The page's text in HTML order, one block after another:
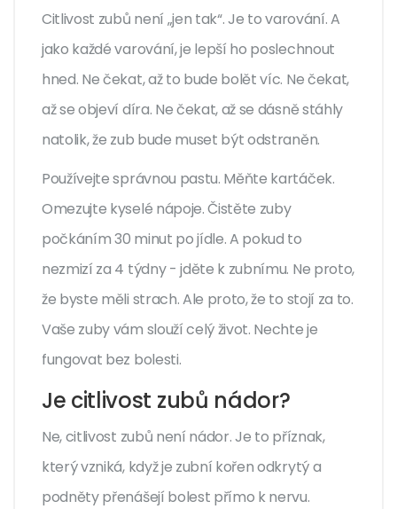
Citlivost zubů není „jen tak“. Je to varování. A
jako každé varování, je lepší ho poslechnout
hned. Ne čekat, až to bude bolět víc. Ne čekat,
až se objeví díra. Ne čekat, až se dásně stáhly
natolik, že zub bude muset být odstraněn.
Používejte správnou pastu. Měňte kartáček.
Omezujte kyselé nápoje. Čistěte zuby
počkáním 30 minut po jídle. A pokud to
nezmizí za 4 týdny - jděte k zubnímu. Ne proto,
že byste měli strach. Ale proto, že to stojí za to.
Vaše zuby vám slouží celý život. Nechte je
fungovat bez bolesti.
Je citlivost zubů nádor?
Ne, citlivost zubů není nádor. Je to příznak,
který vzniká, když je zubní kořen odkrytý a
podněty přenášejí bolest přímo k nervu.